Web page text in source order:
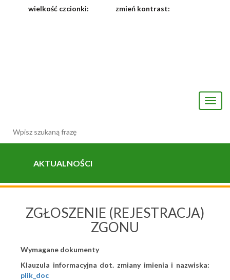
wielkość czcionki: zmień kontrast:
AKTUALNOŚCI
ZGŁOSZENIE (REJESTRACJA)
ZGONU
Wymagane dokumenty
Klauzula informacyjna dot. zmiany imienia i nazwiska:
plik_doc